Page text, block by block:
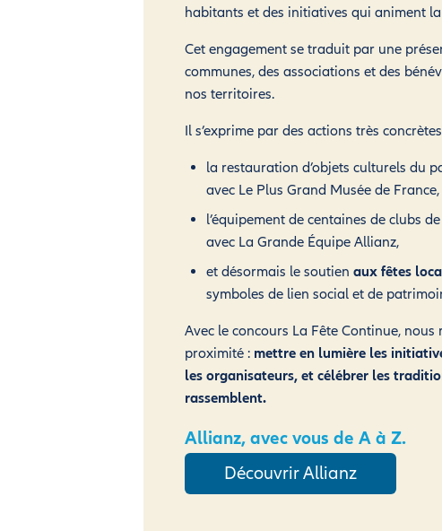
habitants et des initiatives qui animent
Cet engagement se traduit par une
communes, des associations et des
nos territoires.
Il s’exprime par des actions très
la restauration d’objets culturels du
avec Le Plus Grand Musée de France,
l’équipement de centaines de clubs
avec La Grande Équipe Allianz,
et désormais le soutien aux fêtes
symboles de lien social et de
Avec le concours La Fête Continue, nous
proximité : mettre en lumière les
les organisateurs, et célébrer les
rassemblent.
Allianz, avec vous de A à Z.
Découvrir Allianz